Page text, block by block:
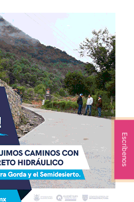
Escríbenos